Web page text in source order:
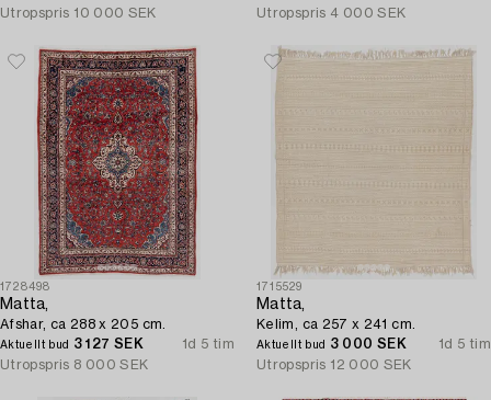
Utropspris 10 000 SEK
Utropspris 4 000 SEK
1728498
Matta,
Afshar, ca 288 x 205 cm.
Aktuellt bud 3 127 SEK
1d 5 tim
Utropspris 8 000 SEK
1715529
Matta,
Kelim, ca 257 x 241 cm.
Aktuellt bud 3 000 SEK
1d 5 tim
Utropspris 12 000 SEK